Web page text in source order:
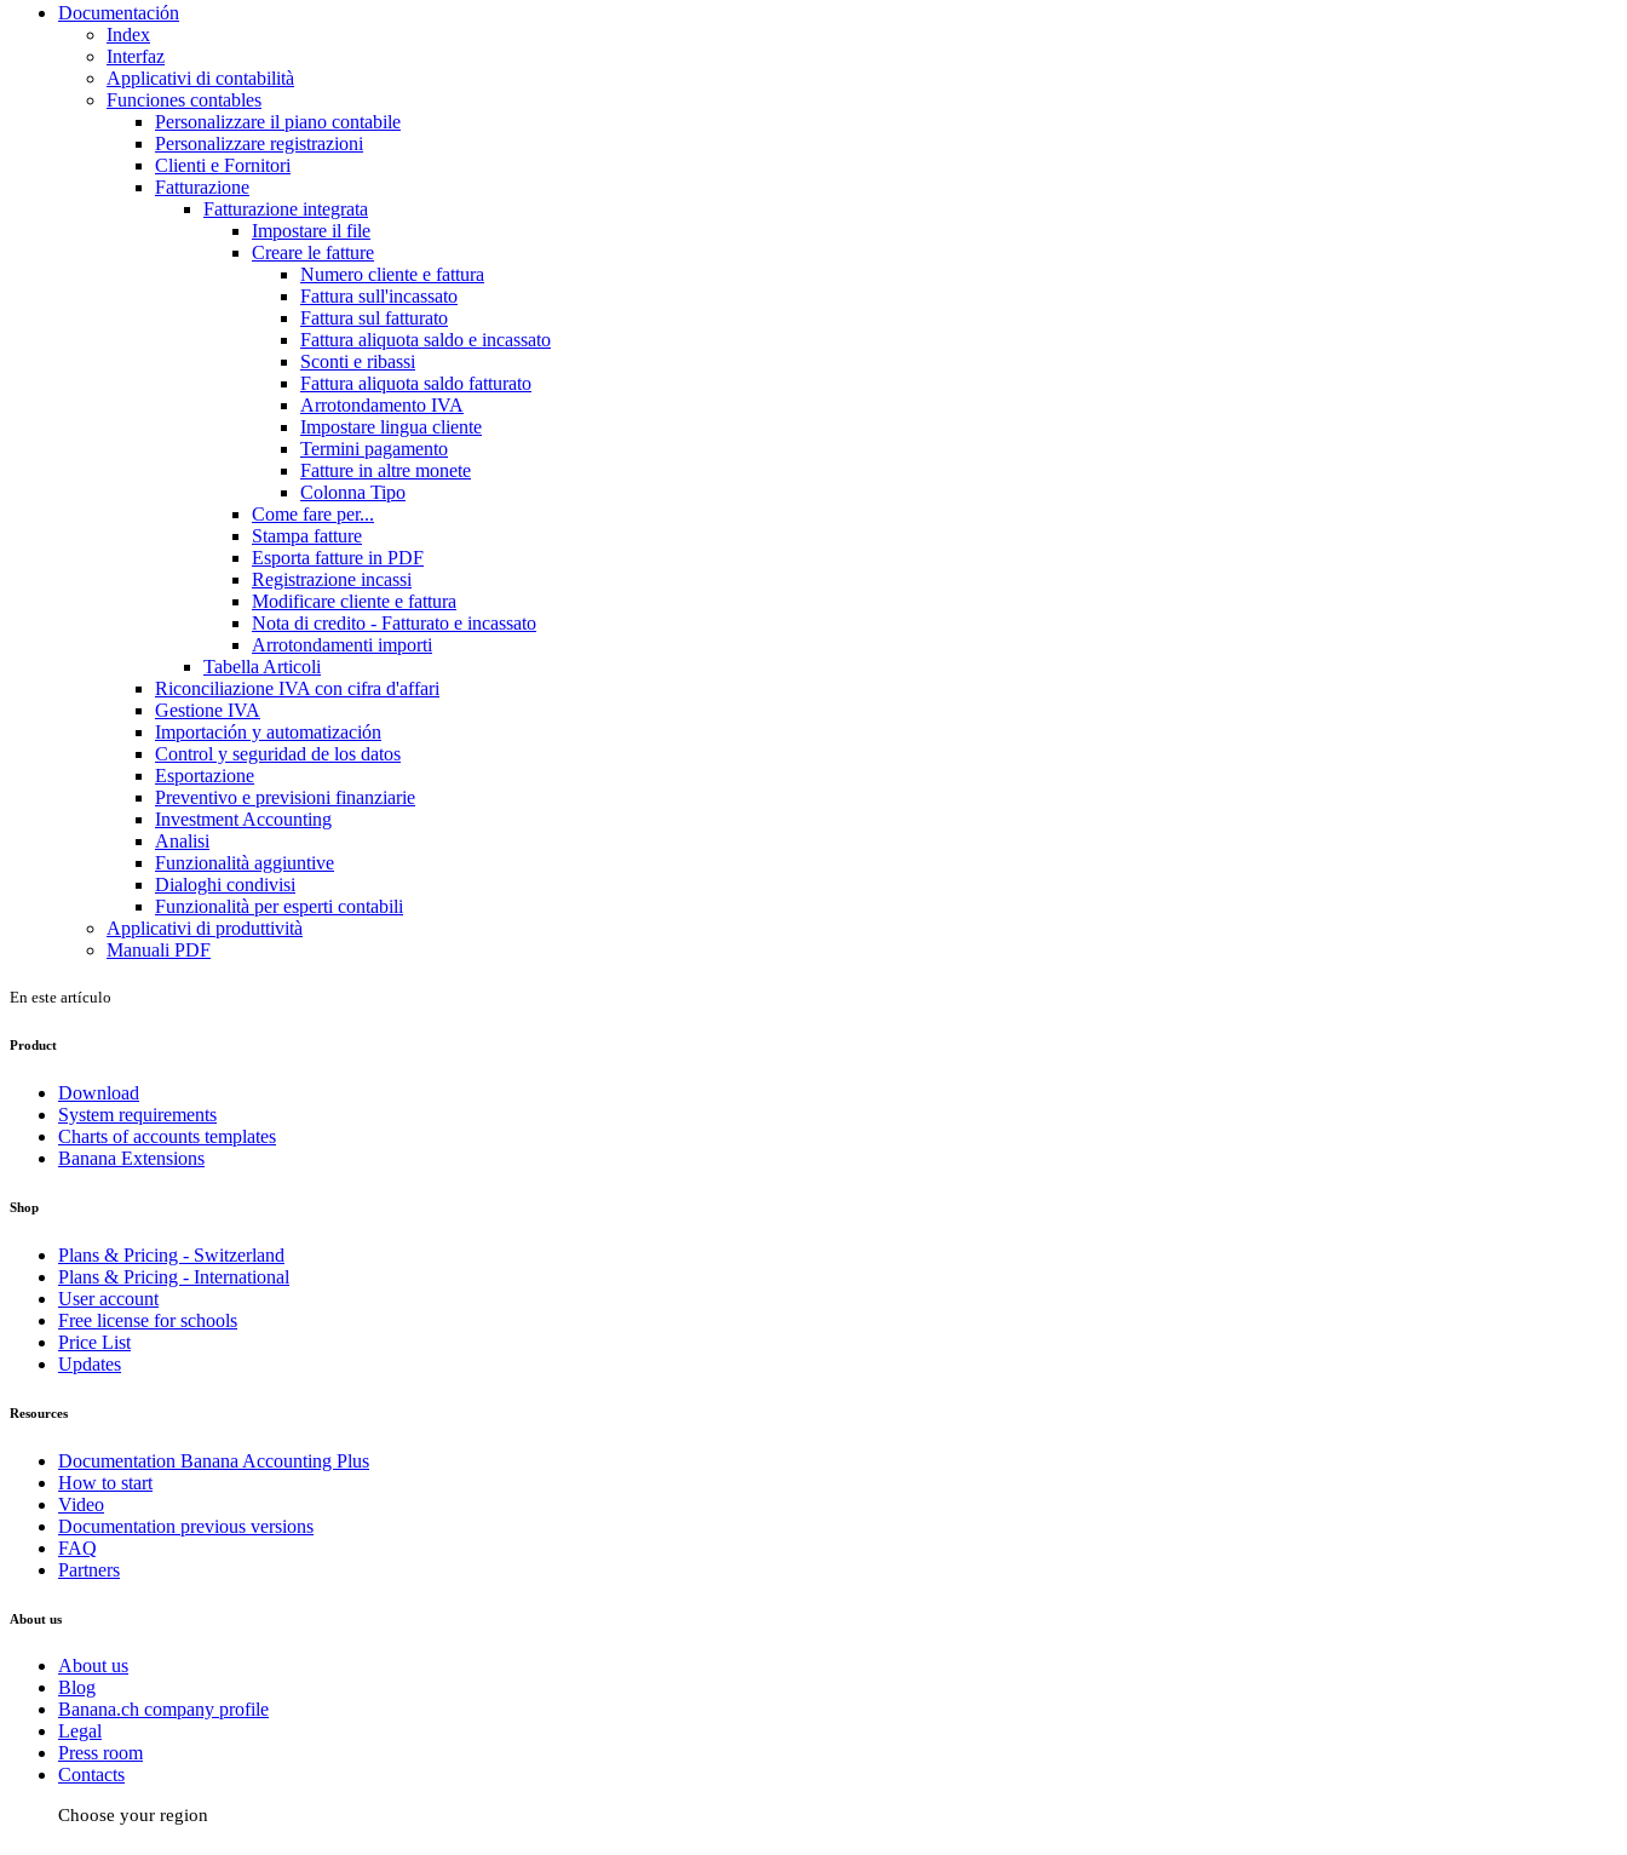
Documentación
Index
Interfaz
Applicativi di contabilità
Funciones contables
Personalizzare il piano contabile
Personalizzare registrazioni
Clienti e Fornitori
Fatturazione
Fatturazione integrata
Impostare il file
Creare le fatture
Numero cliente e fattura
Fattura sull'incassato
Fattura sul fatturato
Fattura aliquota saldo e incassato
Sconti e ribassi
Fattura aliquota saldo fatturato
Arrotondamento IVA
Impostare lingua cliente
Termini pagamento
Fatture in altre monete
Colonna Tipo
Come fare per...
Stampa fatture
Esporta fatture in PDF
Registrazione incassi
Modificare cliente e fattura
Nota di credito - Fatturato e incassato
Arrotondamenti importi
Tabella Articoli
Riconciliazione IVA con cifra d'affari
Gestione IVA
Importación y automatización
Control y seguridad de los datos
Esportazione
Preventivo e previsioni finanziarie
Investment Accounting
Analisi
Funzionalità aggiuntive
Dialoghi condivisi
Funzionalità per esperti contabili
Applicativi di produttività
Manuali PDF
En este artículo
Product
Download
System requirements
Charts of accounts templates
Banana Extensions
Shop
Plans & Pricing - Switzerland
Plans & Pricing - International
User account
Free license for schools
Price List
Updates
Resources
Documentation Banana Accounting Plus
How to start
Video
Documentation previous versions
FAQ
Partners
About us
About us
Blog
Banana.ch company profile
Legal
Press room
Contacts
Choose your region